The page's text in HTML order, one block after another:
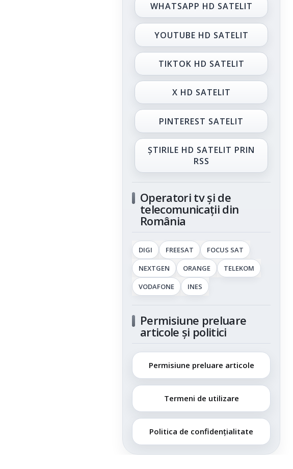
WHATSAPP HD SATELIT
YOUTUBE HD SATELIT
TIKTOK HD SATELIT
X HD SATELIT
PINTEREST SATELIT
ȘTIRILE HD SATELIT PRIN
RSS
Operatori tv și de
telecomunicații din
România
DIGI FREESAT
FOCUS SAT
NEXTGEN
ORANGE
TELEKOM
VODAFONE
INES
Permisiune preluare
articole și politici
Permisiune preluare articole
Termeni de utilizare
Politica de confidențialitate